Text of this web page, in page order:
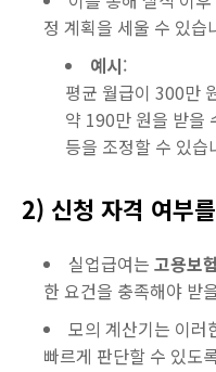
정 계획을 세울 수 있습
예시:
평균 월급이 300만
약 190만 원을 받을
등을 조정할 수 있습
2) 신청 자격 여부
실업급여는 고용보
한 요건을 충족해야 받
모의 계산기는 이러
빠르게 판단할 수 있도